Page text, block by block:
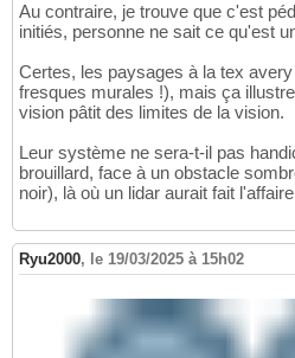
Au contraire, je trouve que c'est
initiés, personne ne sait ce qu'est
Certes, les paysages à la tex
fresques murales !), mais ça
vision pâtit des limites de la vision.
Leur système ne sera-t-il pas
brouillard, face à un obstacle
noir), là où un lidar aurait fait
Ryu2000, le 19/03/2025 à 15h02